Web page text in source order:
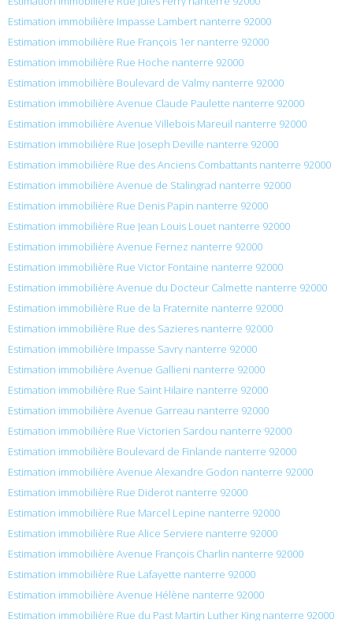
Estimation immobilière Impasse Lambert nanterre 92000
Estimation immobilière Rue François 1er nanterre 92000
Estimation immobilière Rue Hoche nanterre 92000
Estimation immobilière Boulevard de Valmy nanterre 92000
Estimation immobilière Avenue Claude Paulette nanterre 92000
Estimation immobilière Avenue Villebois Mareuil nanterre 92000
Estimation immobilière Rue Joseph Deville nanterre 92000
Estimation immobilière Rue des Anciens Combattants nanterre 92000
Estimation immobilière Avenue de Stalingrad nanterre 92000
Estimation immobilière Rue Denis Papin nanterre 92000
Estimation immobilière Rue Jean Louis Louet nanterre 92000
Estimation immobilière Avenue Fernez nanterre 92000
Estimation immobilière Rue Victor Fontaine nanterre 92000
Estimation immobilière Avenue du Docteur Calmette nanterre 92000
Estimation immobilière Rue de la Fraternite nanterre 92000
Estimation immobilière Rue des Sazieres nanterre 92000
Estimation immobilière Impasse Savry nanterre 92000
Estimation immobilière Avenue Gallieni nanterre 92000
Estimation immobilière Rue Saint Hilaire nanterre 92000
Estimation immobilière Avenue Garreau nanterre 92000
Estimation immobilière Rue Victorien Sardou nanterre 92000
Estimation immobilière Boulevard de Finlande nanterre 92000
Estimation immobilière Avenue Alexandre Godon nanterre 92000
Estimation immobilière Rue Diderot nanterre 92000
Estimation immobilière Rue Marcel Lepine nanterre 92000
Estimation immobilière Rue Alice Serviere nanterre 92000
Estimation immobilière Avenue François Charlin nanterre 92000
Estimation immobilière Rue Lafayette nanterre 92000
Estimation immobilière Avenue Hélène nanterre 92000
Estimation immobilière Rue du Past Martin Luther King nanterre 92000